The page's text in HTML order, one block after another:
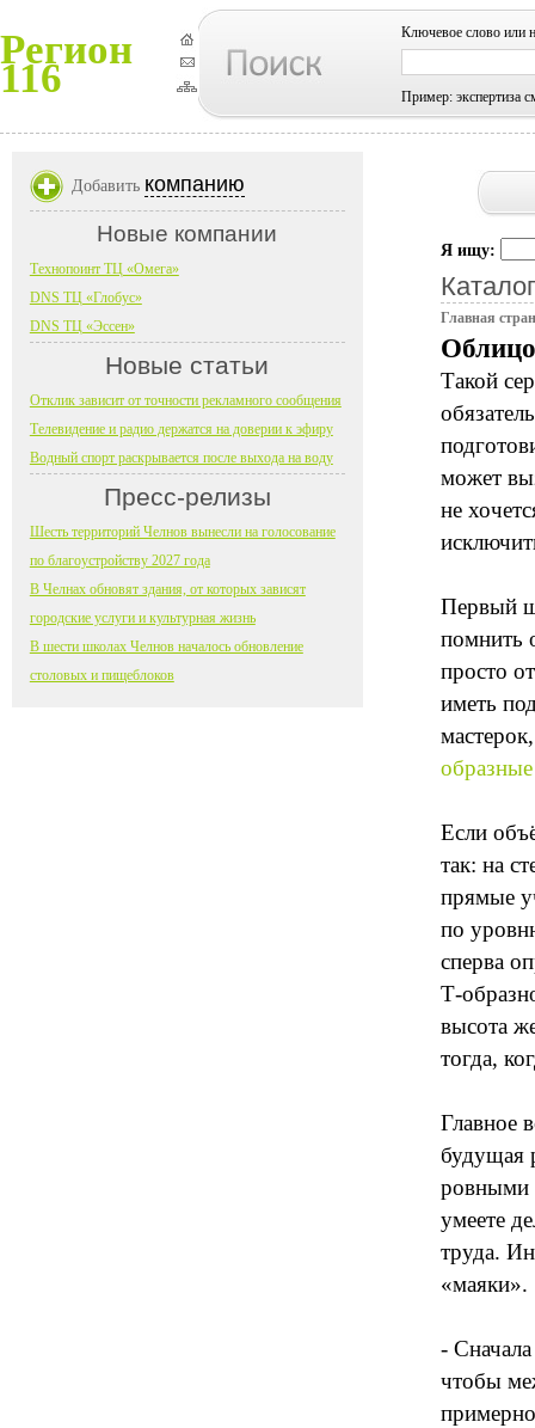
Регион
116
Ключевое слово или
Пример: экспертиза
Я ищу:
Главная
Такой
может
не
Первый
помнить
просто
иметь
Если
так: на
прямые
по
сперва
Т-
высота
тогда,
Главное
будущая
ровными
умеете
труда.
«маяки».
-
чтобы
Добавить компанию
Новые компании
Технопоинт ТЦ «Омега»
DNS ТЦ «Глобус»
DNS ТЦ «Эссен»
Новые статьи
Отклик зависит от точности рекламного сообщения
Телевидение и радио держатся на доверии к эфиру
Водный спорт раскрывается после выхода на воду
Пресс-релизы
Шесть территорий Челнов вынесли на голосование
по благоустройству 2027 года
В Челнах обновят здания, от которых зависят
городские услуги и культурная жизнь
В шести школах Челнов началось обновление
столовых и пищеблоков